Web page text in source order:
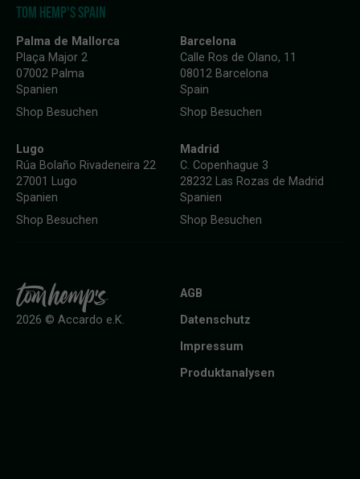
TOM HEMP'S SPAIN
Palma de Mallorca
Plaça Major 2
07002 Palma
Spanien
Shop Besuchen
Barcelona
Calle Ros de Olano, 11
08012 Barcelona
Spain
Shop Besuchen
Lugo
Rúa Bolaño Rivadeneira 22
27001 Lugo
Spanien
Shop Besuchen
Madrid
C. Copenhague 3
28232 Las Rozas de Madrid
Spanien
Shop Besuchen
AGB
Datenschutz
Impressum
Produktanalysen
2026 © Accardo e.K.